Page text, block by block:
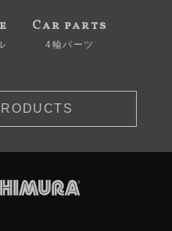
Car parts
4輪パーツ